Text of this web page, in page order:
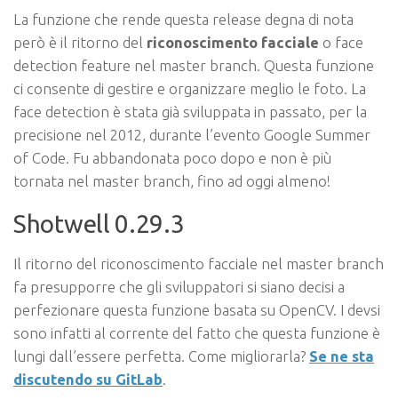
La funzione che rende questa release degna di nota
però è il ritorno del riconoscimento facciale o face
detection feature nel master branch. Questa funzione
ci consente di gestire e organizzare meglio le foto. La
face detection è stata già sviluppata in passato, per la
precisione nel 2012, durante l’evento Google Summer
of Code. Fu abbandonata poco dopo e non è più
tornata nel master branch, fino ad oggi almeno!
Shotwell 0.29.3
Il ritorno del riconoscimento facciale nel master branch
fa presupporre che gli sviluppatori si siano decisi a
perfezionare questa funzione basata su OpenCV. I devsi
sono infatti al corrente del fatto che questa funzione è
lungi dall’essere perfetta. Come migliorarla? Se ne sta
discutendo su GitLab.